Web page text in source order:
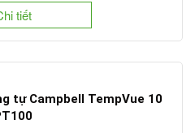
tiết
tự Campbell TempVue 10